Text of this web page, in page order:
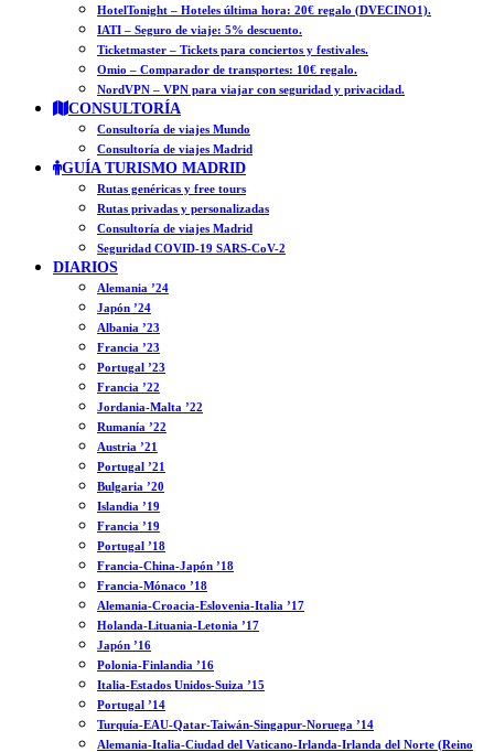
HotelTonight – Hoteles última hora: 20€ regalo (DVECINO1).
IATI – Seguro de viaje: 5% descuento.
Ticketmaster – Tickets para conciertos y festivales.
Omio – Comparador de transportes: 10€ regalo.
NordVPN – VPN para viajar con seguridad y privacidad.
CONSULTORÍA
Consultoría de viajes Mundo
Consultoría de viajes Madrid
GUÍA TURISMO MADRID
Rutas genéricas y free tours
Rutas privadas y personalizadas
Consultoría de viajes Madrid
Seguridad COVID-19 SARS-CoV-2
DIARIOS
Alemania ’24
Japón ’24
Albania ’23
Francia ’23
Portugal ’23
Francia ’22
Jordania-Malta ’22
Rumanía ’22
Austria ’21
Portugal ’21
Bulgaria ’20
Islandia ’19
Francia ’19
Portugal ’18
Francia-China-Japón ’18
Francia-Mónaco ’18
Alemania-Croacia-Eslovenia-Italia ’17
Holanda-Lituania-Letonia ’17
Japón ’16
Polonia-Finlandia ’16
Italia-Estados Unidos-Suiza ’15
Portugal ’14
Turquía-EAU-Qatar-Taiwán-Singapur-Noruega ’14
Alemania-Italia-Ciudad del Vaticano-Irlanda-Irlanda del Norte (Reino